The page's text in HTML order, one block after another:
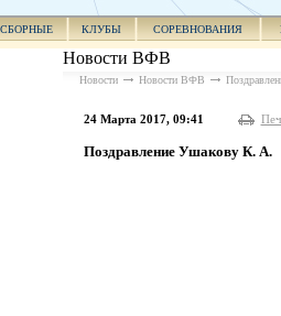
СБОРНЫЕ КЛУБЫ СОРЕВНОВАНИЯ
Новости ВФВ
Новости Новости ВФВ
24 Марта 2017, 09:41
Поздравление Ушакову К. А.